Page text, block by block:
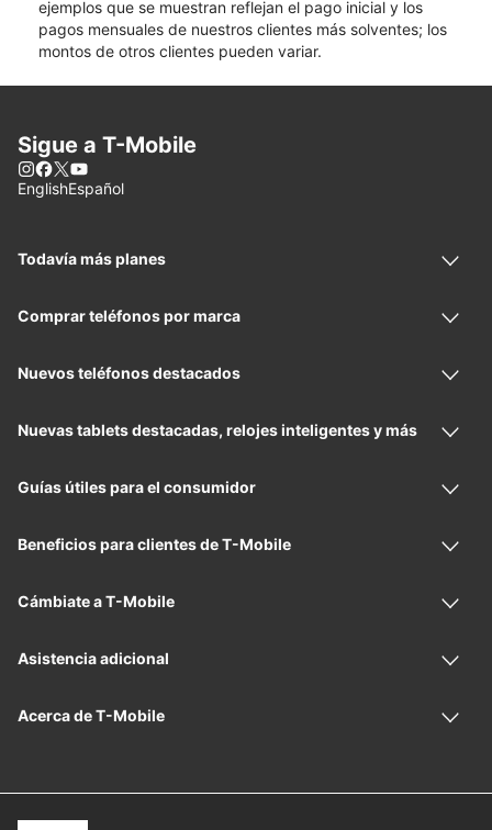
ejemplos que se muestran reflejan el pago inicial y los
pagos mensuales de nuestros clientes más solventes; los
montos de otros clientes pueden variar.